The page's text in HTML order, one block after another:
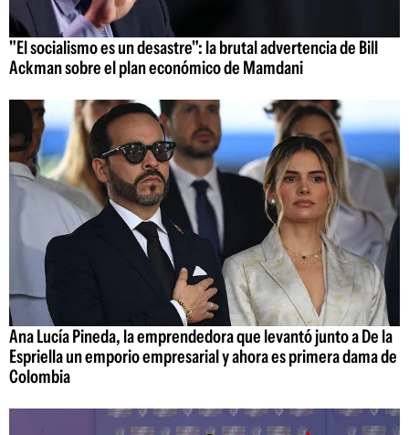
"El socialismo es un desastre": la brutal advertencia de Bill
Ackman sobre el plan económico de Mamdani
Ana Lucía Pineda, la emprendedora que levantó junto a De la
Espriella un emporio empresarial y ahora es primera dama de
Colombia